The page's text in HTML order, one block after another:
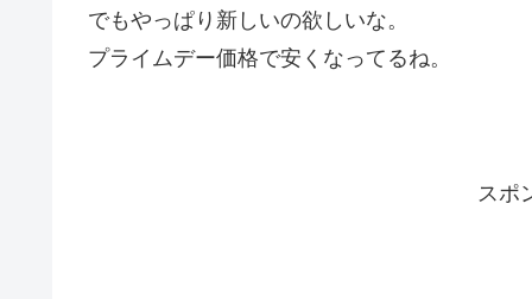
でもやっぱり新しいの欲しいな。
プライムデー価格で安くなってるね。
スポ